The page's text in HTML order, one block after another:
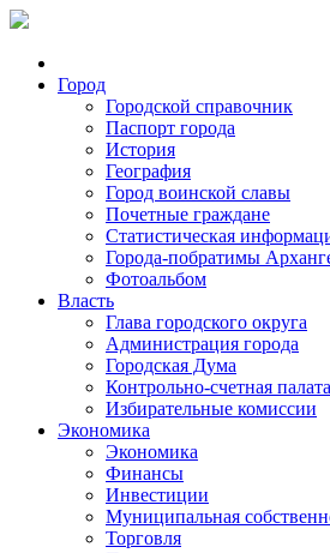
Город
Городской справочник
Паспорт города
История
География
Город воинской славы
Почетные граждане
Статистическая
Города-побратимы
Фотоальбом
Власть
Глава городского округа
Администрация города
Городская Дума
Контрольно-счетная палата
Избирательные комиссии
Экономика
Экономика
Финансы
Инвестиции
Муниципальная
Торговля